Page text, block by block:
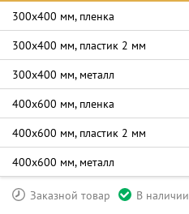
300х400 мм, пленка
300х400 мм, пластик 2 мм
300х400 мм, металл
400х600 мм, пленка
400х600 мм, пластик 2 мм
400х600 мм, металл
Заказной товар В наличии